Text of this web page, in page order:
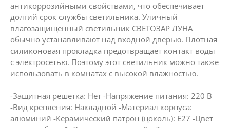
антикоррозийными свойствами, что обеспечивает
долгий срок службы светильника. Уличный
влагозащищенный светильник СВЕТОЗАР ЛУНА
обычно устанавливают над входной дверью. Плотная
силиконовая прокладка предотвращает контакт воды
с электросетью. Поэтому этот светильник можно также
использовать в комнатах с высокой влажностью.
-Защитная решетка: Нет -Напряжение питания: 220 В
-Вид крепления: Накладной -Материал корпуса:
алюминий -Керамический патрон (цоколь): Е27 -Цвет